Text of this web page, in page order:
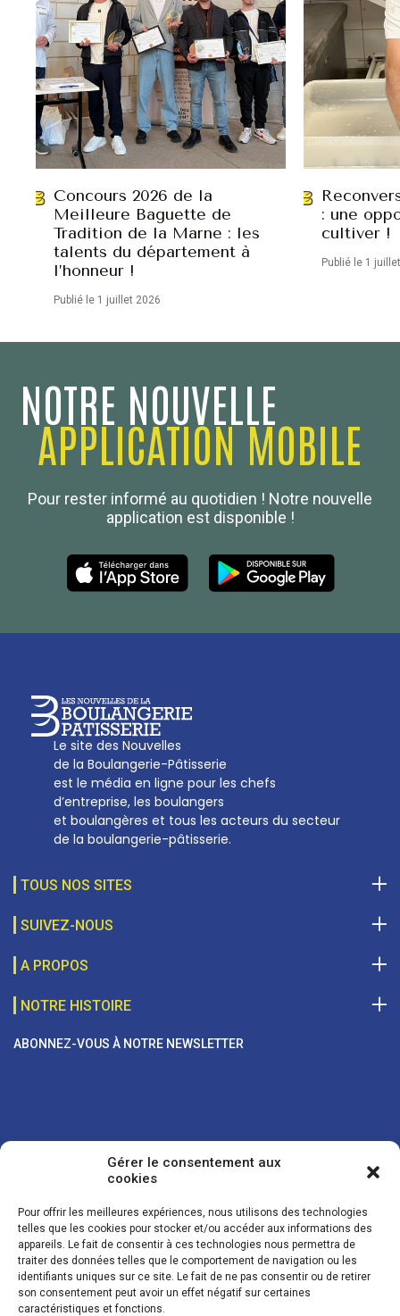
Gérer le consentement aux
cookies
Pour offrir les meilleures expériences, nous utilisons des technologies
telles que les cookies pour stocker et/ou accéder aux informations des
appareils. Le fait de consentir à ces technologies nous permettra de
traiter des données telles que le comportement de navigation ou les
identifiants uniques sur ce site. Le fait de ne pas consentir ou de retirer
son consentement peut avoir un effet négatif sur certaines
caractéristiques et fonctions.
Concours 2026 de la
Meilleure Baguette de
Tradition de la Marne : les
talents du département à
l’honneur !
Publié le 1 juillet 2026
: une
cultiver !
Publié le 1
NOTRE NOUVELLE
APPLICATION MOBILE
Pour rester informé au quotidien ! Notre nouvelle
application est disponible !
Le site des Nouvelles
de la Boulangerie-Pâtisserie
est le média en ligne pour les chefs
d’entreprise, les boulangers
et boulangères et tous les acteurs du secteur
de la boulangerie-pâtisserie.
TOUS NOS SITES
Boulanger de France
SUIVEZ-NOUS
A PROPOS
Les Nouvelles de la Boulangerie-Pâtisserie Française
27, av d’Eylau - 75782 Paris Cédex 16
01 53 70 16 25
NOTRE HISTOIRE
ABONNEZ-VOUS À NOTRE NEWSLETTER
Vos coordonnées sont uniquement utilisées pour vous envoyer des
lettres d'information sur nos activités. Vous pouvez à tout moment
utiliser le lien de désinscription figurant dans la lettre d'information.